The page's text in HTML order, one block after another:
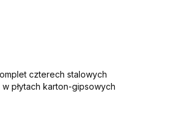
czterech stalowych
płytach karton-gipsowych